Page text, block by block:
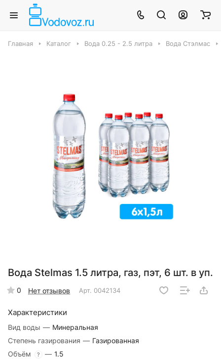
Главная Каталог Вода 0.25 - 2.5 литра Вода Стэлмас
Вода Stelmas 1.5 литра, газ, пэт, 6 шт. в уп.
0 Нет отзывов Арт. 0042134
Характеристики
Вид воды — Минеральная
Степень газирования — Газированная
Объём
? — 1.5